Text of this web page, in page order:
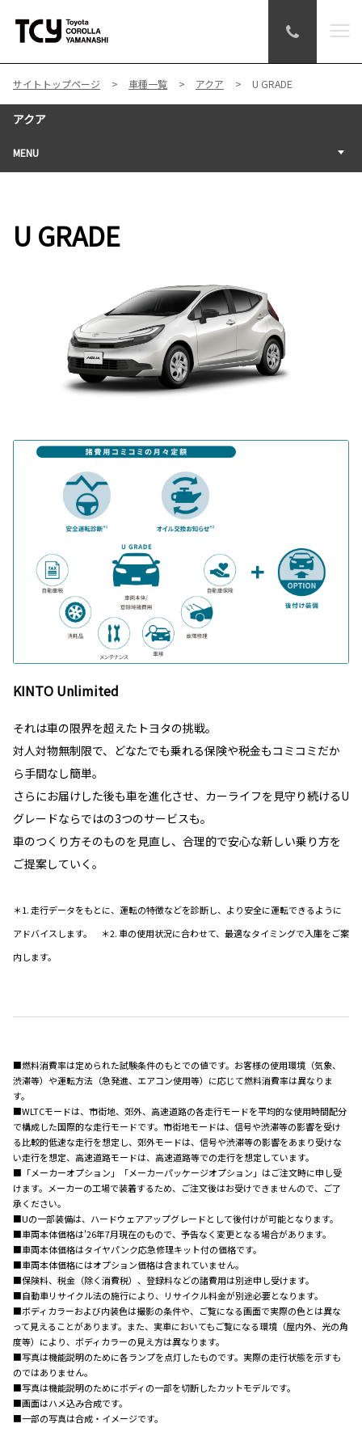
サイトトップページ 車種一覧 アクア U GRADE
アクア
MENU
U GRADE
KINTO Unlimited
それは車の限界を超えたトヨタの挑戦。
対人対物無制限で、どなたでも乗れる保険や税金もコミコミだか
ら手間なし簡単。
さらにお届けした後も車を進化させ、カーライフを見守り続けるU
グレードならではの3つのサービスも。
車のつくり方そのものを見直し、合理的で安心な新しい乗り方を
ご提案していく。
＊1. 走行データをもとに、運転の特徴などを診断し、より安全に運転できるように
アドバイスします。 ＊2. 車の使用状況に合わせて、最適なタイミングで入庫をご案
内します。
■燃料消費率は定められた試験条件のもとでの値です。お客様の使用環境（気象、
渋滞等）や運転方法（急発進、エアコン使用等）に応じて燃料消費率は異なりま
す。
■WLTCモードは、市街地、郊外、高速道路の各走行モードを平均的な使用時間配分
で構成した国際的な走行モードです。市街地モードは、信号や渋滞等の影響を受け
る比較的低速な走行を想定し、郊外モードは、信号や渋滞等の影響をあまり受けな
い走行を想定、高速道路モードは、高速道路等での走行を想定しています。
■「メーカーオプション」「メーカーパッケージオプション」はご注文時に申し受
けます。メーカーの工場で装着するため、ご注文後はお受けできませんので、ご了
承ください。
■Uの一部装備は、ハードウェアアップグレードとして後付けが可能となります。
■車両本体価格は'26年7月現在のもので、予告なく変更となる場合があります。
■車両本体価格はタイヤパンク応急修理キット付の価格です。
■車両本体価格にはオプション価格は含まれていません。
■保険料、税金（除く消費税）、登録料などの諸費用は別途申し受けます。
■自動車リサイクル法の施行により、リサイクル料金が別途必要となります。
■ボディカラーおよび内装色は撮影の条件や、ご覧になる画面で実際の色とは異な
って見えることがあります。また、実車においてもご覧になる環境（屋内外、光の角
度等）により、ボディカラーの見え方は異なります。
■写真は機能説明のために各ランプを点灯したものです。実際の走行状態を示すも
のではありません。
■写真は機能説明のためにボディの一部を切断したカットモデルです。
■画面はハメ込み合成です。
■一部の写真は合成・イメージです。